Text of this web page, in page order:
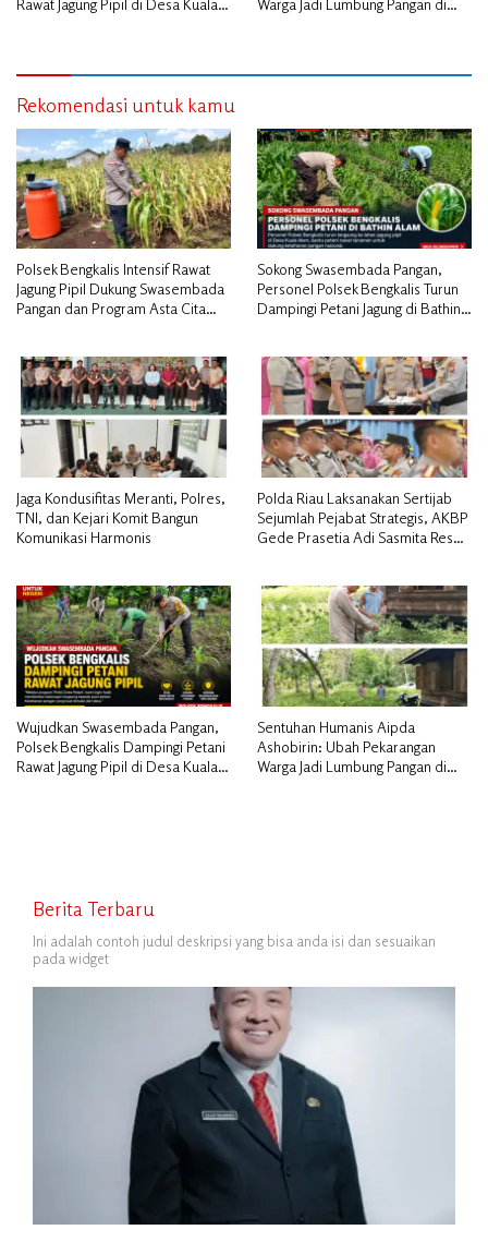
Rekomendasi untuk kamu
Polsek Bengkalis Intensif Rawat
Jagung Pipil Dukung Swasembada
Pangan dan Program Asta Cita
Sokong Swasembada Pangan,
Personel Polsek Bengkalis Turun
Dampingi Petani Jagung di Bathin
Jaga Kondusifitas Meranti, Polres,
TNI, dan Kejari Komit Bangun
Komunikasi Harmonis
Polda Riau Laksanakan Sertijab
Sejumlah Pejabat Strategis, AKBP
Gede Prasetia Adi Sasmita Resmi
Wujudkan Swasembada Pangan,
Polsek Bengkalis Dampingi Petani
Rawat Jagung Pipil di Desa Kuala
Sentuhan Humanis Aipda
Ashobirin: Ubah Pekarangan
Warga Jadi Lumbung Pangan di
Berita Terbaru
Ini adalah contoh judul deskripsi yang bisa anda isi dan sesuaikan
pada widget